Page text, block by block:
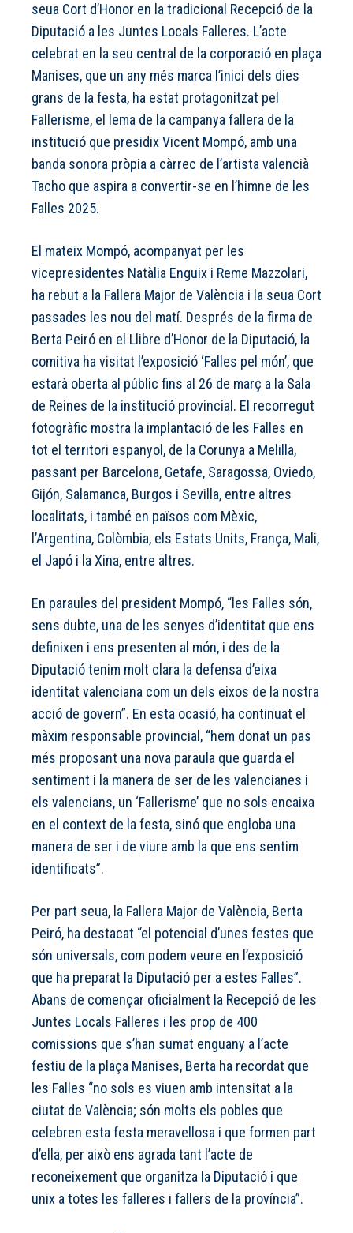
seua Cort d’Honor en la tradicional Recepció de la
Diputació a les Juntes Locals Falleres. L’acte
celebrat en la seu central de la corporació en plaça
Manises, que un any més marca l’inici dels dies
grans de la festa, ha estat protagonitzat pel
Fallerisme, el lema de la campanya fallera de la
institució que presidix Vicent Mompó, amb una
banda sonora pròpia a càrrec de l’artista valencià
Tacho que aspira a convertir-se en l’himne de les
Falles 2025.
El mateix Mompó, acompanyat per les
vicepresidentes Natàlia Enguix i Reme Mazzolari,
ha rebut a la Fallera Major de València i la seua Cort
passades les nou del matí. Després de la firma de
Berta Peiró en el Llibre d’Honor de la Diputació, la
comitiva ha visitat l’exposició ‘Falles pel món’, que
estarà oberta al públic fins al 26 de març a la Sala
de Reines de la institució provincial. El recorregut
fotogràfic mostra la implantació de les Falles en
tot el territori espanyol, de la Corunya a Melilla,
passant per Barcelona, Getafe, Saragossa, Oviedo,
Gijón, Salamanca, Burgos i Sevilla, entre altres
localitats, i també en països com Mèxic,
l’Argentina, Colòmbia, els Estats Units, França, Mali,
el Japó i la Xina, entre altres.
En paraules del president Mompó, “les Falles són,
sens dubte, una de les senyes d’identitat que ens
definixen i ens presenten al món, i des de la
Diputació tenim molt clara la defensa d’eixa
identitat valenciana com un dels eixos de la nostra
acció de govern”. En esta ocasió, ha continuat el
màxim responsable provincial, “hem donat un pas
més proposant una nova paraula que guarda el
sentiment i la manera de ser de les valencianes i
els valencians, un ‘Fallerisme’ que no sols encaixa
en el context de la festa, sinó que engloba una
manera de ser i de viure amb la que ens sentim
identificats”.
Per part seua, la Fallera Major de València, Berta
Peiró, ha destacat “el potencial d’unes festes que
són universals, com podem veure en l’exposició
que ha preparat la Diputació per a estes Falles”.
Abans de començar oficialment la Recepció de les
Juntes Locals Falleres i les prop de 400
comissions que s’han sumat enguany a l’acte
festiu de la plaça Manises, Berta ha recordat que
les Falles “no sols es viuen amb intensitat a la
ciutat de València; són molts els pobles que
celebren esta festa meravellosa i que formen part
d’ella, per això ens agrada tant l’acte de
reconeixement que organitza la Diputació i que
unix a totes les falleres i fallers de la província”.